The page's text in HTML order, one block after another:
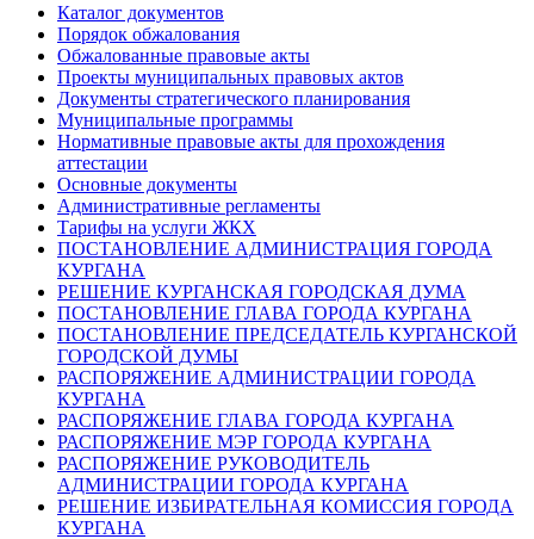
Каталог документов
Порядок обжалования
Обжалованные правовые акты
Проекты муниципальных правовых актов
Документы стратегического планирования
Муниципальные программы
Нормативные правовые акты для прохождения
аттестации
Основные документы
Административные регламенты
Тарифы на услуги ЖКХ
ПОСТАНОВЛЕНИЕ АДМИНИСТРАЦИЯ ГОРОДА
КУРГАНА
РЕШЕНИЕ КУРГАНСКАЯ ГОРОДСКАЯ ДУМА
ПОСТАНОВЛЕНИЕ ГЛАВА ГОРОДА КУРГАНА
ПОСТАНОВЛЕНИЕ ПРЕДСЕДАТЕЛЬ КУРГАНСКОЙ
ГОРОДСКОЙ ДУМЫ
РАСПОРЯЖЕНИЕ АДМИНИСТРАЦИИ ГОРОДА
КУРГАНА
РАСПОРЯЖЕНИЕ ГЛАВА ГОРОДА КУРГАНА
РАСПОРЯЖЕНИЕ МЭР ГОРОДА КУРГАНА
РАСПОРЯЖЕНИЕ РУКОВОДИТЕЛЬ
АДМИНИСТРАЦИИ ГОРОДА КУРГАНА
РЕШЕНИЕ ИЗБИРАТЕЛЬНАЯ КОМИССИЯ ГОРОДА
КУРГАНА